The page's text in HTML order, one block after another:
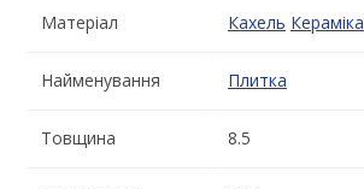
Матеріал Кахель Кераміка
Найменування Плитка
Товщина 8.5